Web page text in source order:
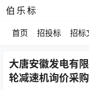
伯乐标
首页 招投标 招标
大唐安徽发电有
轮减速机询价采